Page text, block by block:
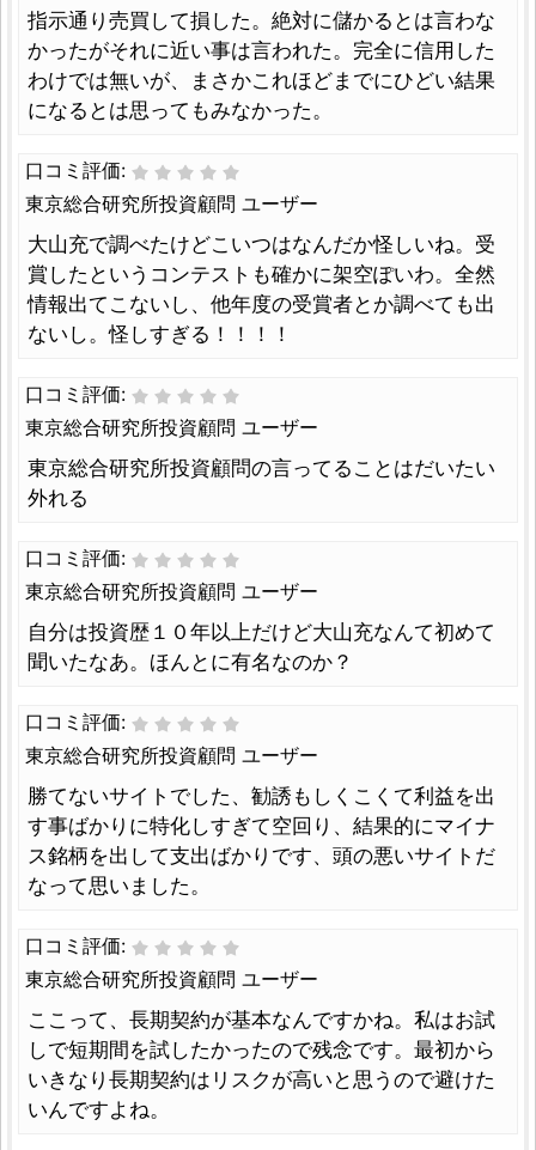
指示通り売買して損した。絶対に儲かるとは言わな
かったがそれに近い事は言われた。完全に信用した
わけでは無いが、まさかこれほどまでにひどい結果
になるとは思ってもみなかった。
口コミ評価:
東京総合研究所投資顧問 ユーザー
大山充で調べたけどこいつはなんだか怪しいね。受
賞したというコンテストも確かに架空ぽいわ。全然
情報出てこないし、他年度の受賞者とか調べても出
ないし。怪しすぎる！！！！
口コミ評価:
東京総合研究所投資顧問 ユーザー
東京総合研究所投資顧問の言ってることはだいたい
外れる
口コミ評価:
東京総合研究所投資顧問 ユーザー
自分は投資歴１０年以上だけど大山充なんて初めて
聞いたなあ。ほんとに有名なのか？
口コミ評価:
東京総合研究所投資顧問 ユーザー
勝てないサイトでした、勧誘もしくこくて利益を出
す事ばかりに特化しすぎて空回り、結果的にマイナ
ス銘柄を出して支出ばかりです、頭の悪いサイトだ
なって思いました。
口コミ評価:
東京総合研究所投資顧問 ユーザー
ここって、長期契約が基本なんですかね。私はお試
しで短期間を試したかったので残念です。最初から
いきなり長期契約はリスクが高いと思うので避けた
いんですよね。